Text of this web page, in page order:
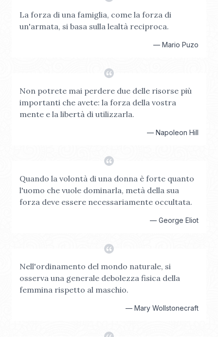
La forza di una famiglia, come la forza di
un'armata, si basa sulla lealtà reciproca.
— Mario Puzo
Non potrete mai perdere due delle risorse più
importanti che avete: la forza della vostra
mente e la libertà di utilizzarla.
— Napoleon Hill
Quando la volontà di una donna è forte quanto
l'uomo che vuole dominarla, metà della sua
forza deve essere necessariamente occultata.
— George Eliot
Nell'ordinamento del mondo naturale, si
osserva una generale debolezza fisica della
femmina rispetto al maschio.
— Mary Wollstonecraft